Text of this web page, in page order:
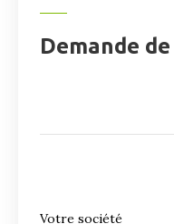
Demande
Votre société